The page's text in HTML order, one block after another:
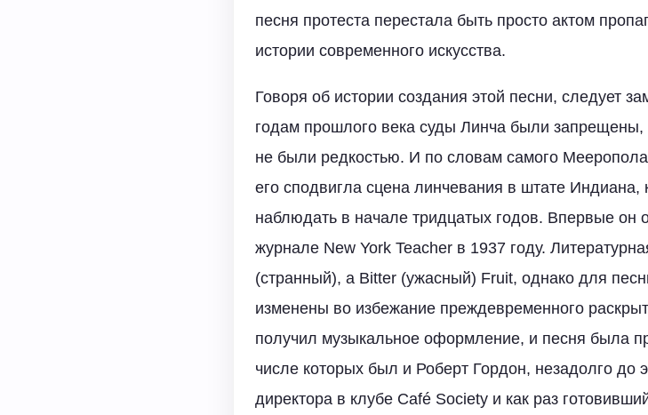
песня протеста перестала быть просто актом
истории современного искусства.
Говоря об истории создания этой песни, следует
годам прошлого века суды Линча были
не были редкостью. И по словам самого Мееропола,
его сподвигла сцена линчевания в штате Индиана,
наблюдать в начале тридцатых годов. Впервые он
журнале New York Teacher в 1937 году.
(странный), а Bitter (ужасный) Fruit, однако для
изменены во избежание преждевременного
получил музыкальное оформление, и песня была
числе которых был и Роберт Гордон, незадолго до
директора в клубе Café Society и как раз